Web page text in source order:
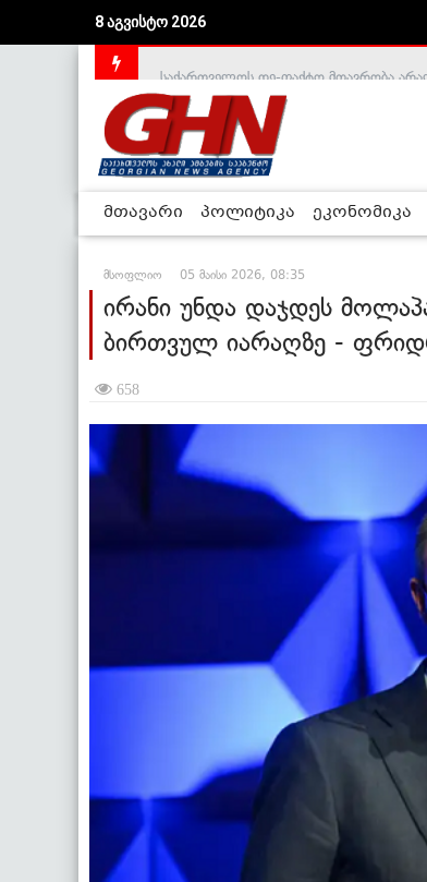
8 აგვისტო 2026
მთავარი პოლიტიკა ეკონომიკა
მსოფლიო 05 მაისი 2026, 08:35
ირანი უნდა დაჯდეს
ბირთვულ იარაღზე -
658